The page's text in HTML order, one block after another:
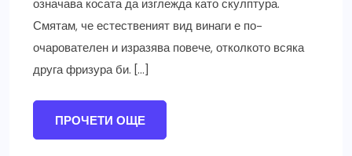
означава косата да изглежда като скулптура.
Смятам, че естественият вид винаги е по-
очарователен и изразява повече, отколкото всяка
друга фризура би. […]
ПРОЧЕТИ ОЩЕ